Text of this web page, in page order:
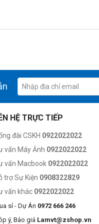
HỆ TRỰC TIẾP
đài CSKH 0922022022
vấn Máy Ảnh 0922022022
vấn Macbook 0922022022
trợ Sự Kiện 0908322829
vấn khác 0922022022
sỉ - Dự Án 0972 666 246
ý, Báo giá Lamvt@zshop.vn